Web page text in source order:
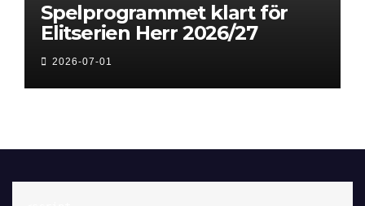
Spelprogrammet klart för
Elitserien Herr 2026/27
2026-07-01